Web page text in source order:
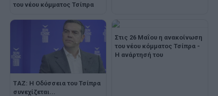
του νέου κόμματος Τσίπρα
ΤAZ: Η Οδύσσεια του Τσίπρα
συνεχίζεται...
Στις 26 Μαΐου η ανακοίνωση
του νέου κόμματος Τσίπρα -
Η ανάρτησή του